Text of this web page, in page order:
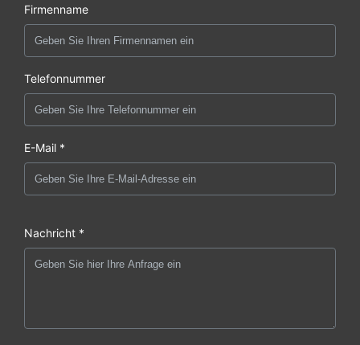
Firmenname
Telefonnummer
E-Mail *
Nachricht *